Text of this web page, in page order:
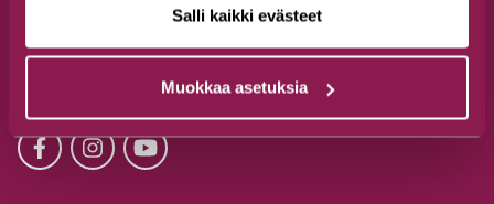
Salli kaikki evästeet
Muokkaa asetuksia
Jalonkaarre 5, 89600 Suomussalmi